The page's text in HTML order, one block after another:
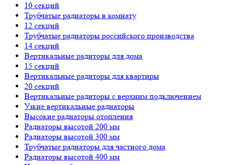
10 секций
Трубчатые радиаторы в комнату
12 секций
Трубчатые радиаторы российского производства
14 секций
Вертикальные радиторы для дома
15 секций
Вертикальные радиторы для квартиры
20 секций
Вертикальные радиторы с верхним подключением
Узкие вертикальные радиаторы
Высокие радиаторы отопления
Радиаторы высотой 200 мм
Радиаторы высотой 300 мм
Трубчатые радиаторы для частного дома
Радиаторы высотой 400 мм